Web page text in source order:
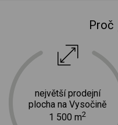
největší prodejní
plocha na Vysočině
1 500 m2